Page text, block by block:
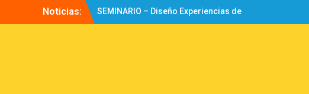
Noticias:
SEMINARIO – Diseño Experiencias de
Aprendizaje